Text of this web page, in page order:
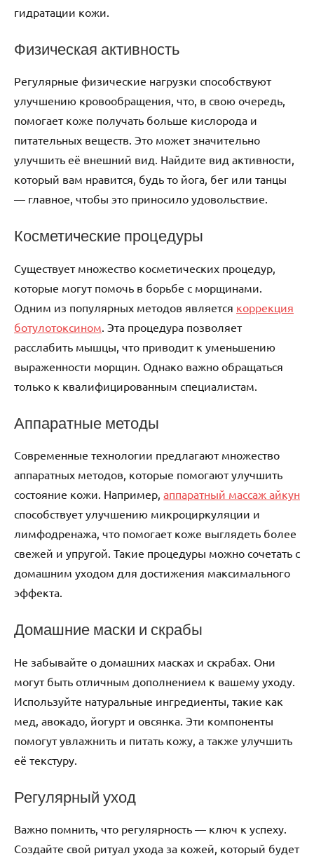
гидратации кожи.
Физическая активность
Регулярные физические нагрузки способствуют
улучшению кровообращения, что, в свою очередь,
помогает коже получать больше кислорода и
питательных веществ. Это может значительно
улучшить её внешний вид. Найдите вид активности,
который вам нравится, будь то йога, бег или танцы
— главное, чтобы это приносило удовольствие.
Косметические процедуры
Существует множество косметических процедур,
которые могут помочь в борьбе с морщинами.
Одним из популярных методов является коррекция
ботулотоксином . Эта процедура позволяет
расслабить мышцы, что приводит к уменьшению
выраженности морщин. Однако важно обращаться
только к квалифицированным специалистам.
Аппаратные методы
Современные технологии предлагают множество
аппаратных методов, которые помогают улучшить
состояние кожи. Например, аппаратный массаж айкун
способствует улучшению микроциркуляции и
лимфодренажа, что помогает коже выглядеть более
свежей и упругой. Такие процедуры можно сочетать с
домашним уходом для достижения максимального
эффекта.
Домашние маски и скрабы
Не забывайте о домашних масках и скрабах. Они
могут быть отличным дополнением к вашему уходу.
Используйте натуральные ингредиенты, такие как
мед, авокадо, йогурт и овсянка. Эти компоненты
помогут увлажнить и питать кожу, а также улучшить
её текстуру.
Регулярный уход
Важно помнить, что регулярность — ключ к успеху.
Создайте свой ритуал ухода за кожей, который будет